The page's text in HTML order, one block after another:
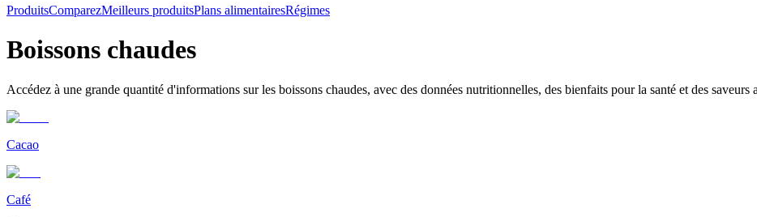
ProduitsComparezMeilleurs produitsPlans alimentairesRégimes
Boissons chaudes
Accédez à une grande quantité d'informations sur les boissons chaudes, avec des données nutritionnelles, des bienfaits pour la santé et des saveurs
Cacao
Café